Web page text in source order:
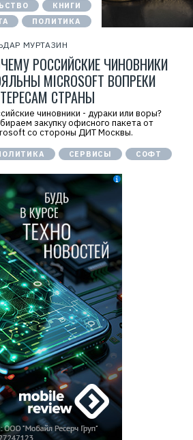
КНИГИ
ПОЛИТИКА
МУРТАЗИН
РОССИЙСКИЕ ЧИНОВНИКИ
MICROSOFT ВОПРЕКИ
СТРАНЫ
чиновники - дураки или воры?
закупку офисного пакета от
со стороны ДИТ Москвы.
СЕРВИСЫ СОФТ